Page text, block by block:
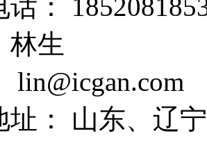
：
林生
lin@icgan.com
址： 山东、辽宁